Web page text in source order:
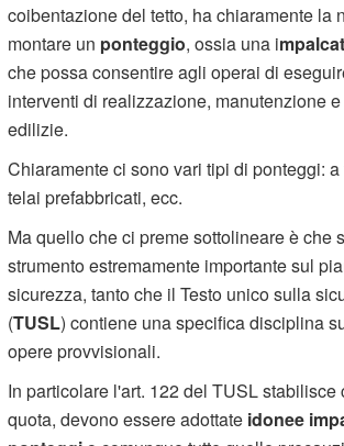
coibentazione del tetto, ha chiaramente la
montare un ponteggio, ossia una i
che possa consentire agli operai di
interventi di realizzazione, manutenzione
edilizie.
Chiaramente ci sono vari tipi di ponteggi:
telai prefabbricati, ecc.
Ma quello che ci preme sottolineare è che
strumento estremamente importante sul
sicurezza, tanto che il Testo unico sulla
(TUSL) contiene una specifica disciplina
opere provvisionali.
In particolare l'art. 122 del TUSL stabilisce
quota, devono essere adottate idonee